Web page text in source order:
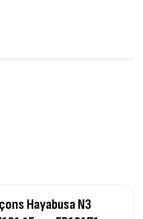
Hayabusa N3